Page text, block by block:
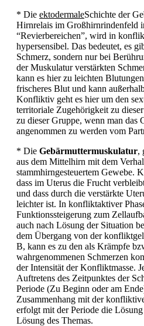
* Die ektodermaleSchichte der
Hirnrelais im Großhirnrindenfeld
“Revierbereichen”, wird in
hypersensibel. Das bedeutet, es
Schmerz, sondern nur bei
der Muskulatur verstärkten
kann es hier zu leichten
frischeres Blut und kann
Konfliktiv geht es hier um den
territoriale Zugehörigkeit zu
zu dieser Gruppe, wenn man das
angenommen zu werden vom
* Die Gebärmuttermuskulatur,
aus dem Mittelhirn mit dem
stammhirngesteuertem Gewebe.
dass im Uterus die Frucht
und dass durch die verstärkte
leichter ist. In konfliktaktiver
Funktionssteigerung zum
auch nach Lösung der Situation
dem Übergang von der
B, kann es zu den als Krämpfe
wahrgenommenen Schmerzen
der Intensität der Konfliktmasse.
Auftretens des Zeitpunktes der
Periode (Zu Beginn oder am
Zusammenhang mit der
erfolgt mit der Periode die
Lösung des Themas.